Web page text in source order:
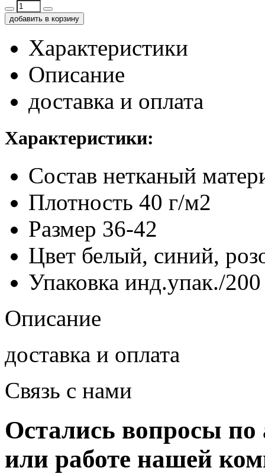
добавить в корзину
Характеристики
Описание
доставка и оплата
Характеристики:
Состав нетканый
Плотность 40 г/м2
Размер 36-42
Цвет белый, синий,
Упаковка инд.упак./
Описание
доставка и оплата
Связь с нами
Остались вопросы по
или работе нашей